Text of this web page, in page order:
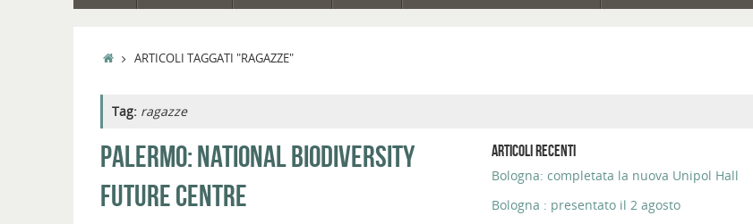
HOMEARTICOLI TAGGATI "RAGAZZE"
Tag: ragazze
PALERMO: NATIONAL BIODIVERSITY
FUTURE CENTRE
ARTICOLI RECENTI
Bologna: completata la nuova Unipol Hall
Bologna : presentato il 2 agosto